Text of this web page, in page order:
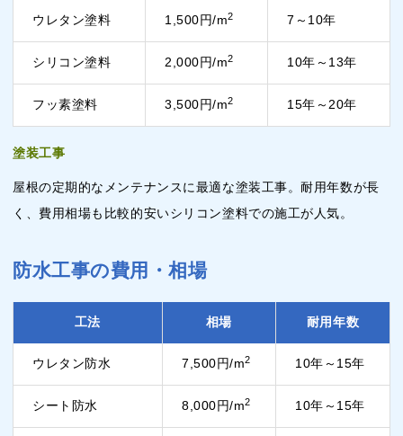
ウレタン塗料 1,500円/m2 7～10年
シリコン塗料 2,000円/m2 10年～13年
フッ素塗料 3,500円/m2 15年～20年
塗装工事
屋根の定期的なメンテナンスに最適な塗装工事。耐用年数が長
く、費用相場も比較的安いシリコン塗料での施工が人気。
防水工事の費用・相場
工法 相場 耐用年数
ウレタン防水 7,500円/m2 10年～15年
シート防水 8,000円/m2 10年～15年